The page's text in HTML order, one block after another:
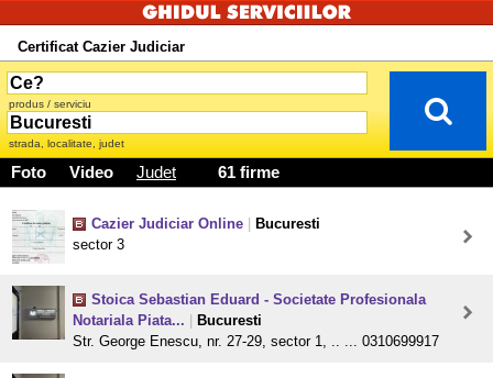
Certificat Cazier Judiciar
produs / serviciu
strada, localitate, judet
Foto Video Judet 61 firme
Cazier Judiciar Online
Bucuresti
sector 3
Stoica Sebastian Eduard - Societate Profesionala
Notariala Piata...
Bucuresti
Str. George Enescu, nr. 27-29, sector 1, .. ... 0310699917